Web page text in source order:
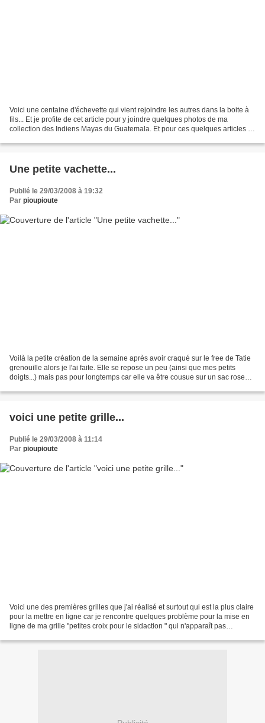
Voici une centaine d'échevette qui vient rejoindre les autres dans la boite à
fils... Et je profite de cet article pour y joindre quelques photos de ma
collection des Indiens Mayas du Guatemala. Et pour ces quelques articles il
Une petite vachette...
Publié le 29/03/2008 à 19:32
Par pioupioute
Voilà la petite création de la semaine après avoir craqué sur le free de Tatie
grenouille alors je l'ai faite. Elle se repose un peu (ainsi que mes petits
doigts...) mais pas pour longtemps car elle va être cousue sur un sac rose
voici une petite grille...
Publié le 29/03/2008 à 11:14
Par pioupioute
Voici une des premières grilles que j'ai réalisé et surtout qui est la plus claire
pour la mettre en ligne car je rencontre quelques problème pour la mise en
ligne de ma grille "petites croix pour le sidaction " qui n'apparaît pas